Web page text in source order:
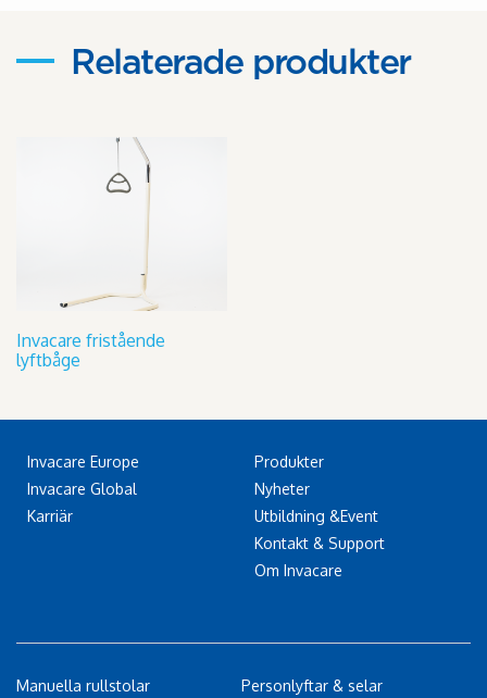
Relaterade produkter
Invacare fristående
lyftbåge
Invacare Europe
Invacare Global
Karriär
Produkter
Nyheter
Utbildning &Event
Kontakt & Support
Om Invacare
Manuella rullstolar
Personlyftar & selar